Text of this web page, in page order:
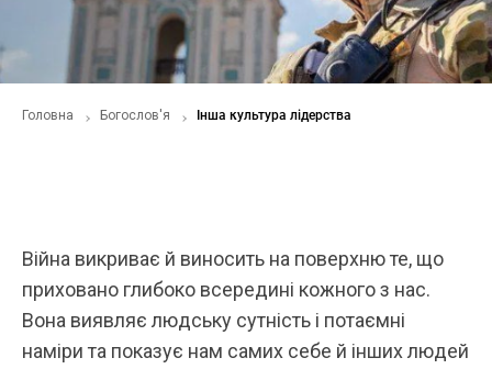
Головна Богослов'я Інша культура лідерства
Війна викриває й виносить на поверхню те, що
приховано глибоко всередині кожного з нас.
Вона виявляє людську сутність і потаємні
наміри та показує нам самих себе й інших людей